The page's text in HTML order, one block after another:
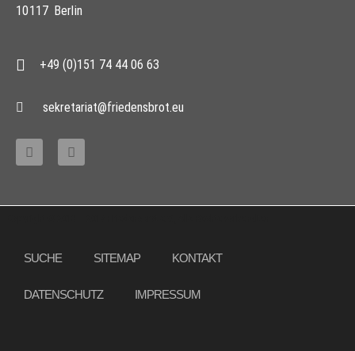
10117 Berlin
+49 (0)151 74 44 06 63
sekretariat@friedensbrot.eu
SUCHE SITEMAP KONTAKT
DATENSCHUTZ IMPRESSUM